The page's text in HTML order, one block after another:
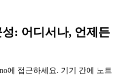
: 어디서나, 언제든
에 접근하세요. 기기 간에 노트